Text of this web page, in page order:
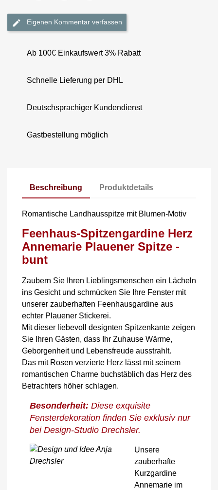
Eigenen Kommentar verfassen
Ab 100€ Einkaufswert 3% Rabatt
Schnelle Lieferung per DHL
Deutschsprachiger Kundendienst
Gastbestellung möglich
Beschreibung Produktdetails
Romantische Landhausspitze mit Blumen-Motiv
Feenhaus-Spitzengardine Herz
Annemarie Plauener Spitze -
bunt
Zaubern Sie Ihren Lieblingsmenschen ein Lächeln
ins Gesicht und schmücken Sie Ihre Fenster mit
unserer zauberhaften Feenhausgardine aus
echter Plauener Stickerei.
Mit dieser liebevoll designten Spitzenkante zeigen
Sie Ihren Gästen, dass Ihr Zuhause Wärme,
Geborgenheit und Lebensfreude ausstrahlt.
Das mit Rosen verzierte Herz lässt mit seinem
romantischen Charme buchstäblich das Herz des
Betrachters höher schlagen.
Besonderheit: Diese exquisite
Fensterdekoration finden Sie exklusiv nur
bei Design-Studio Drechsler.
Unsere
zauberhafte
Kurzgardine
Annemarie im